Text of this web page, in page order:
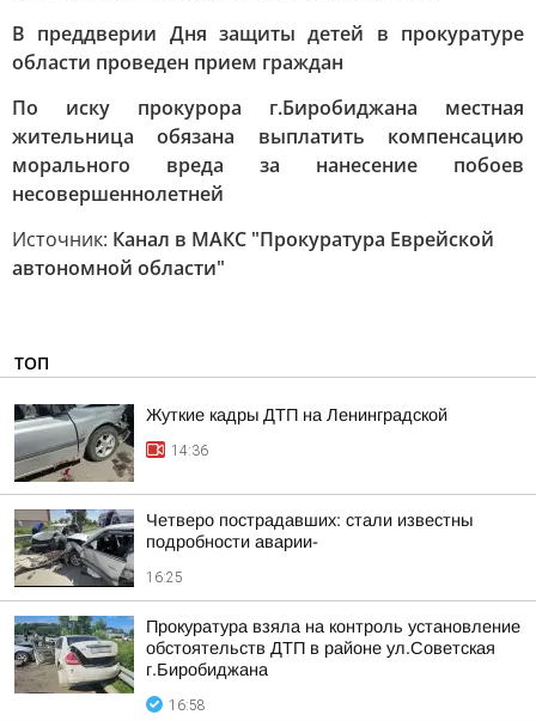
В преддверии Дня защиты детей в прокуратуре
области проведен прием граждан
По иску прокурора г.Биробиджана местная
жительница обязана выплатить компенсацию
морального вреда за нанесение побоев
несовершеннолетней
Источник: Канал в МАКС "Прокуратура Еврейской
автономной области"
ТОП
Жуткие кадры ДТП на Ленинградской
14:36
Четверо пострадавших: стали известны
подробности аварии-
16:25
Прокуратура взяла на контроль установление
обстоятельств ДТП в районе ул.Советская
г.Биробиджана
16:58